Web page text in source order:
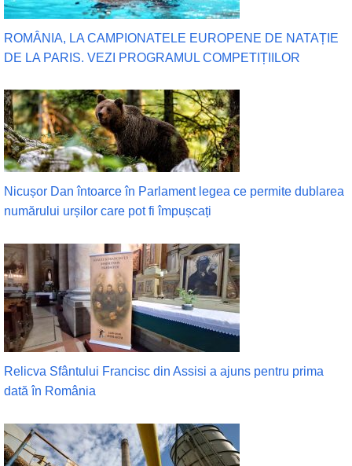
ROMÂNIA, LA CAMPIONATELE EUROPENE DE NATAȚIE
DE LA PARIS. VEZI PROGRAMUL COMPETIȚIILOR
Nicușor Dan întoarce în Parlament legea ce permite dublarea
numărului urșilor care pot fi împușcați
Relicva Sfântului Francisc din Assisi a ajuns pentru prima
dată în România